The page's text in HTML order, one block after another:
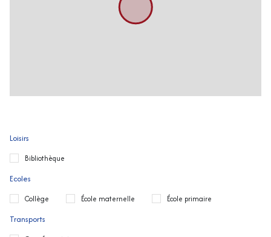
Loisirs
Bibliothèque
Ecoles
Collège École maternelle École primaire
Transports